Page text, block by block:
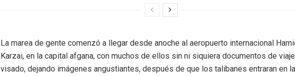
La marea de gente comenzó a llegar desde anoche al aeropuerto internacional
Karzai, en la capital afgana, con muchos de ellos sin ni siquiera documentos de
visado, dejando imágenes angustiantes, después de que los talibanes entraran en